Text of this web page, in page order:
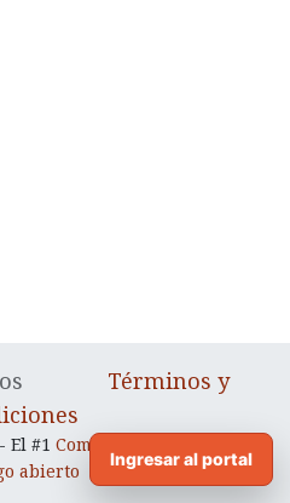
Términos y
- El #1 Comercio electrónico de
abierto
Ingresar al portal